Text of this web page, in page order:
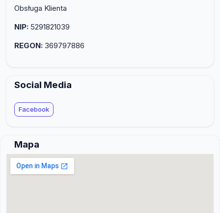
Obsługa Klienta
NIP: 5291821039
REGON: 369797886
Social Media
Facebook
Mapa